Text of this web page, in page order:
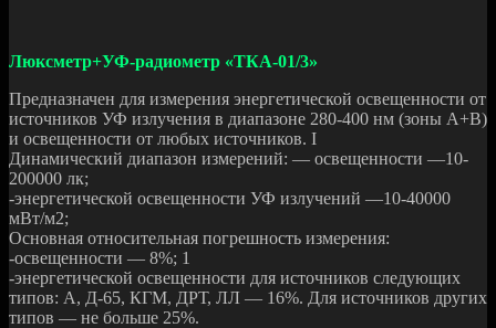
Люксметр+УФ-радиометр «ТКА-01/3»
Предназначен для измерения энергетической освещенности от
источников УФ излучения в диапазоне 280-400 нм (зоны А+В)
и освещенности от любых источников. I
Динамический диапазон измерений: — освещенности —10-
200000 лк;
-энергетической освещенности УФ излучений —10-40000
мВт/м2;
Основная относительная погрешность измерения:
-освещенности — 8%; 1
-энергетической освещенности для источников следующих
типов: А, Д-65, КГМ, ДРТ, ЛЛ — 16%. Для источников других
типов — не больше 25%.